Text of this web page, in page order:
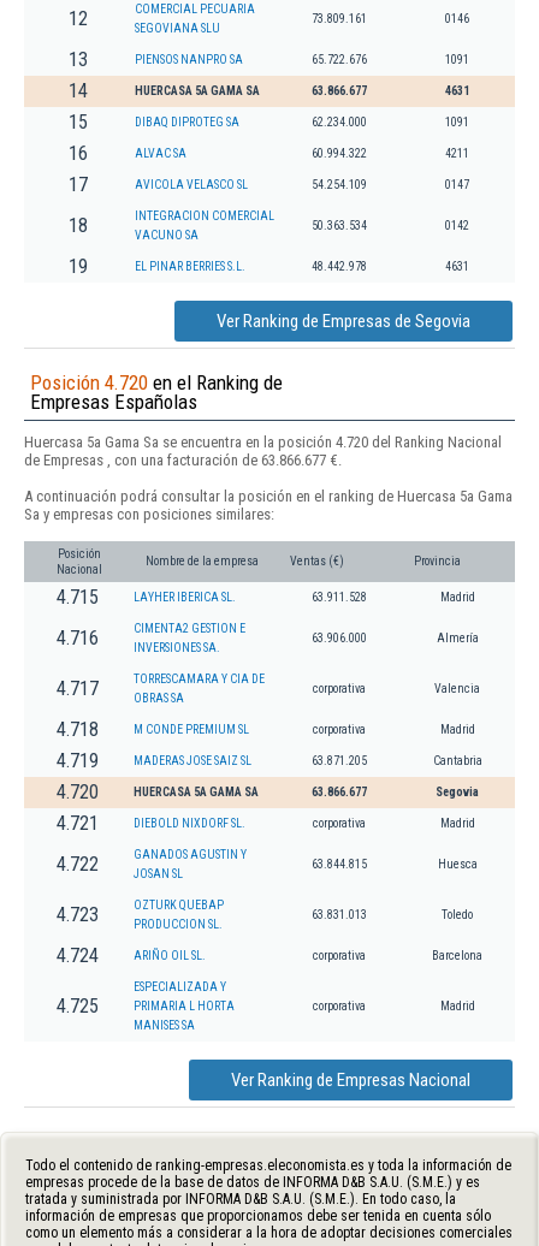
12
COMERCIAL PECUARIA
SEGOVIANA SLU
73.809.161 0146
13 PIENSOS NANPRO SA 65.722.676 1091
14 HUERCASA 5A GAMA SA 63.866.677 4631
15 DIBAQ DIPROTEG SA 62.234.000 1091
16 ALVAC SA 60.994.322 4211
17 AVICOLA VELASCO SL 54.254.109 0147
18
INTEGRACION COMERCIAL
VACUNO SA
50.363.534 0142
19 EL PINAR BERRIES S.L. 48.442.978 4631
Ver Ranking de Empresas de Segovia
Posición 4.720 en el Ranking de
Empresas Españolas
Huercasa 5a Gama Sa se encuentra en la posición 4.720 del Ranking Nacional
de Empresas , con una facturación de 63.866.677 €.
A continuación podrá consultar la posición en el ranking de Huercasa 5a Gama
Sa y empresas con posiciones similares:
Posición
Nacional
Nombre de la empresa Ventas (€) Provincia
4.715 LAYHER IBERICA SL. 63.911.528 Madrid
4.716
CIMENTA2 GESTION E
INVERSIONES SA.
63.906.000 Almería
4.717
TORRESCAMARA Y CIA DE
OBRAS SA
corporativa Valencia
4.718 M CONDE PREMIUM SL corporativa Madrid
4.719 MADERAS JOSE SAIZ SL 63.871.205 Cantabria
4.720 HUERCASA 5A GAMA SA 63.866.677 Segovia
4.721 DIEBOLD NIXDORF SL. corporativa Madrid
4.722
GANADOS AGUSTIN Y
JOSAN SL
63.844.815 Huesca
4.723
OZTURK QUEBAP
PRODUCCION SL.
63.831.013 Toledo
4.724 ARIÑO OIL SL. corporativa Barcelona
4.725
ESPECIALIZADA Y
PRIMARIA L HORTA
MANISES SA
corporativa Madrid
Ver Ranking de Empresas Nacional
Todo el contenido de ranking-empresas.eleconomista.es y toda la información de
empresas procede de la base de datos de INFORMA D&B S.A.U. (S.M.E.) y es
tratada y suministrada por INFORMA D&B S.A.U. (S.M.E.). En todo caso, la
información de empresas que proporcionamos debe ser tenida en cuenta sólo
como un elemento más a considerar a la hora de adoptar decisiones comerciales